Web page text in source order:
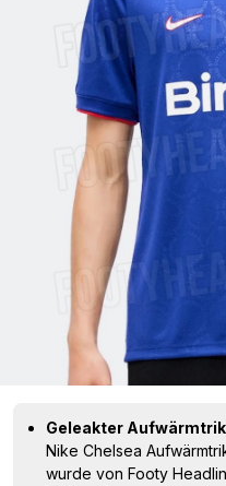
Geleakter
Nike Chelsea
wurde von Footy